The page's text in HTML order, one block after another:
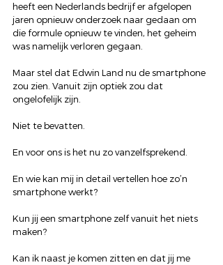
heeft een Nederlands bedrijf er afgelopen
jaren opnieuw onderzoek naar gedaan om
die formule opnieuw te vinden, het geheim
was namelijk verloren gegaan.
Maar stel dat Edwin Land nu de smartphone
zou zien. Vanuit zijn optiek zou dat
ongelofelijk zijn.
Niet te bevatten.
En voor ons is het nu zo vanzelfsprekend.
En wie kan mij in detail vertellen hoe zo’n
smartphone werkt?
Kun jij een smartphone zelf vanuit het niets
maken?
Kan ik naast je komen zitten en dat jij me